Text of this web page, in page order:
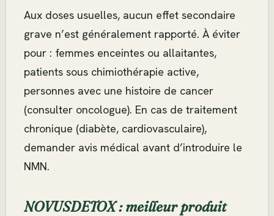
Aux doses usuelles, aucun effet secondaire
grave n’est généralement rapporté. À éviter
pour : femmes enceintes ou allaitantes,
patients sous chimiothérapie active,
personnes avec une histoire de cancer
(consulter oncologue). En cas de traitement
chronique (diabète, cardiovasculaire),
demander avis médical avant d’introduire le
NMN.
NOVUSDETOX : meilleur produit